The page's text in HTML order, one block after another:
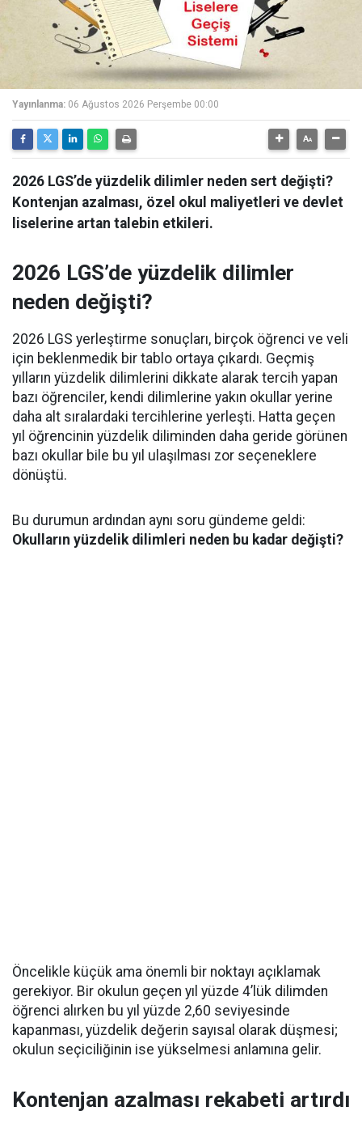
Yayınlanma: 06 Ağustos 2026 Perşembe 00:00
2026 LGS’de yüzdelik dilimler neden sert değişti?
Kontenjan azalması, özel okul maliyetleri ve devlet
liselerine artan talebin etkileri.
2026 LGS’de yüzdelik dilimler
neden değişti?
2026 LGS yerleştirme sonuçları, birçok öğrenci ve veli
için beklenmedik bir tablo ortaya çıkardı. Geçmiş
yılların yüzdelik dilimlerini dikkate alarak tercih yapan
bazı öğrenciler, kendi dilimlerine yakın okullar yerine
daha alt sıralardaki tercihlerine yerleşti. Hatta geçen
yıl öğrencinin yüzdelik diliminden daha geride görünen
bazı okullar bile bu yıl ulaşılması zor seçeneklere
dönüştü.
Bu durumun ardından aynı soru gündeme geldi:
Okulların yüzdelik dilimleri neden bu kadar değişti?
Öncelikle küçük ama önemli bir noktayı açıklamak
gerekiyor. Bir okulun geçen yıl yüzde 4’lük dilimden
öğrenci alırken bu yıl yüzde 2,60 seviyesinde
kapanması, yüzdelik değerin sayısal olarak düşmesi;
okulun seçiciliğinin ise yükselmesi anlamına gelir.
Kontenjan azalması rekabeti artırdı